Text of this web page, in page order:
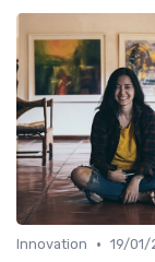
Innovation • 19/01/